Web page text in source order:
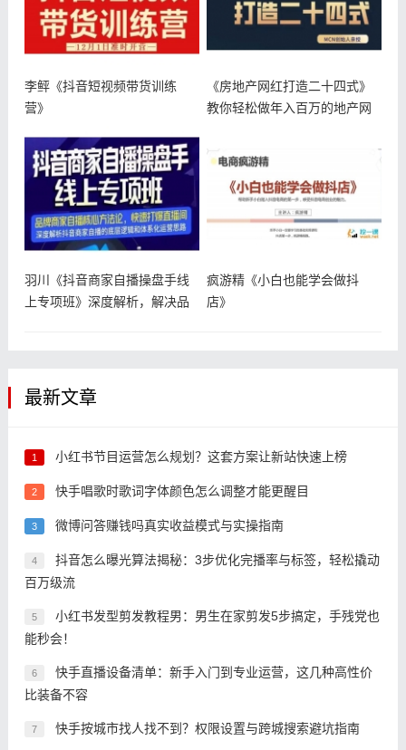
李鲆《抖音短视频带货训练
营》
《房地产网红打造二十四式》
教你轻松做年入百万的地产网
羽川《抖音商家自播操盘手线
上专项班》深度解析，解决品
疯游精《小白也能学会做抖
店》
最新文章
1 小红书节目运营怎么规划？这套方案让新站快速上榜
2 快手唱歌时歌词字体颜色怎么调整才能更醒目
3 微博问答赚钱吗真实收益模式与实操指南
4
抖音怎么曝光算法揭秘：3步优化完播率与标签，轻松撬动
百万级流
5
小红书发型剪发教程男：男生在家剪发5步搞定，手残党也
能秒会！
6
快手直播设备清单：新手入门到专业运营，这几种高性价
比装备不容
7 快手按城市找人找不到？权限设置与跨城搜索避坑指南